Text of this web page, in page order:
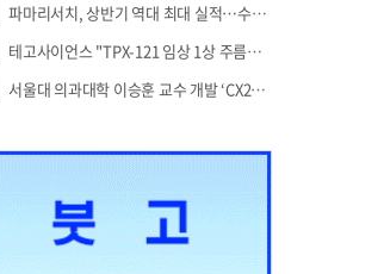
파마리서치, 상반기 역대 최대 실적…수출 47% 늘며 성장 견인
테고사이언스 "TPX-121 임상 1상 주름개선 66.7%·안전성 확보"
서울대 의과대학 이승훈 교수 개발 ‘CX213’, 미국 FDA 패스트트랙 지정